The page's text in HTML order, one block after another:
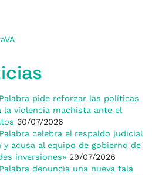
pide reforzar las políticas
la violencia machista ante el
30/07/2026
celebra el respaldo judicial
y acusa al equipo de gobierno de
inversiones» 29/07/2026
denuncia una nueva tala